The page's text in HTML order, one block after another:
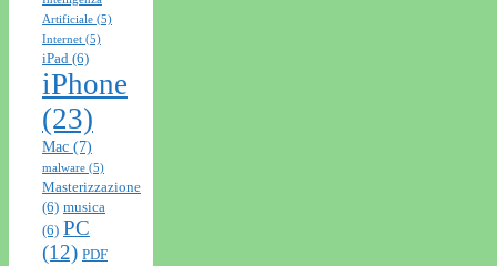
Artificiale (5)
Internet (5)
iPad (6)
iPhone
(23)
Mac (7)
malware (5)
Masterizzazione
(6) musica
(6) PC
(12) PDF